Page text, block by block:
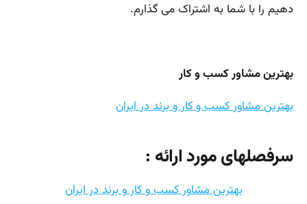
دهیم را با شما به اشتراک می گذارم.
بهترین مشاور کسب و کار
بهترین مشاور کسب و کار و برند در ایران
سرفصلهای مورد ارائه :
بهترین مشاور کسب و کار و برند در ایران